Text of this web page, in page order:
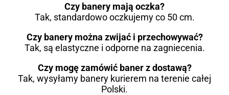
Czy banery mają oczka?
Tak, standardowo oczkujemy co 50 cm.
Czy banery można zwijać i przechowywać?
Tak, są elastyczne i odporne na zagniecenia.
Czy mogę zamówić baner z dostawą?
Tak, wysyłamy banery kurierem na terenie całej
Polski.